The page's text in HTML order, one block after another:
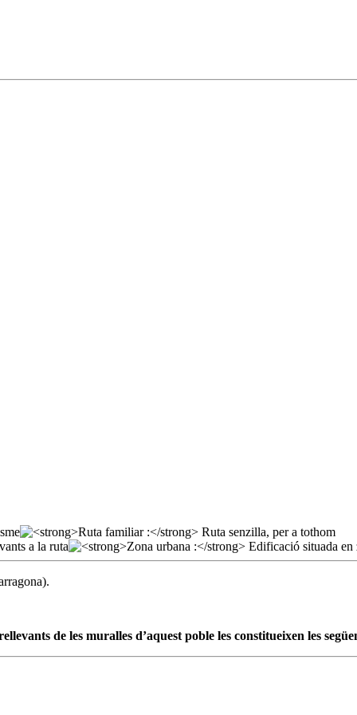
de les muralles d’aquest poble les constitueixen les